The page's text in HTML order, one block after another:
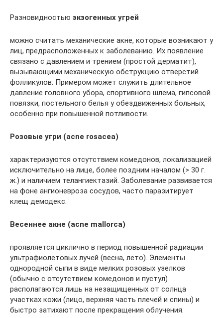
Разновидностью экзогенных угрей
можно считать механические акне, которые возникают у
лиц, предрасположенных к заболеванию. Их появление
связано с давлением и трением (простой дерматит),
вызывающими механическую обструкцию отверстий
фолликулов. Примером может служить длительное
давление головного убора, спортивного шлема, гипсовой
повязки, постельного белья у обездвиженных больных,
особенно при повышенной потливости.
Розовые угри (acne rosacea)
характеризуются отсутствием комедонов, локализацией
исключительно на лице, более поздним началом (> 30 г.
ж.) и наличием телангиектазий. Заболевание развивается
на фоне ангионевроза сосудов, часто паразитирует
клещ демодекс.
Весеннее акне (acne mallorca)
проявляется циклично в период повышенной радиации
ультрафиолетовых лучей (весна, лето). Элементы
однородной сыпи в виде мелких розовых узелков
(обычно с отсутствием комедонов и пустул)
располагаются лишь на незащищенных от солнца
участках кожи (лицо, верхняя часть плечей и спины) и
быстро затихают после прекращения облучения.